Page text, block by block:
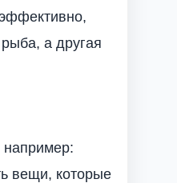
а другая
например:
вещи, которые